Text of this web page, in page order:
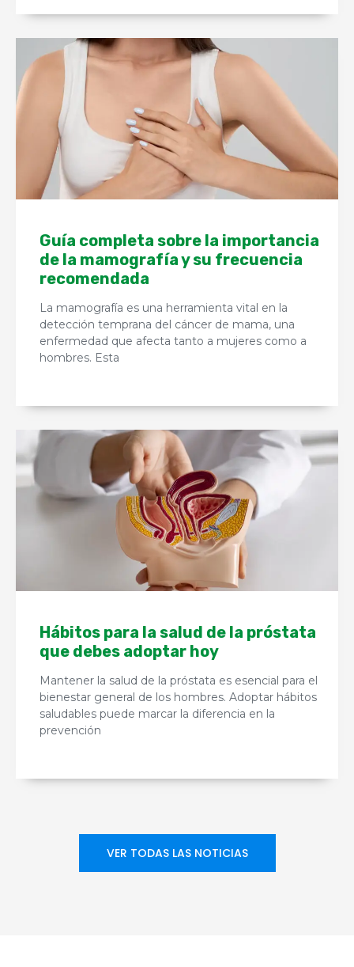
Guía completa sobre la importancia
de la mamografía y su frecuencia
recomendada
La mamografía es una herramienta vital en la
detección temprana del cáncer de mama, una
enfermedad que afecta tanto a mujeres como a
hombres. Esta
Hábitos para la salud de la próstata
que debes adoptar hoy
Mantener la salud de la próstata es esencial para el
bienestar general de los hombres. Adoptar hábitos
saludables puede marcar la diferencia en la
prevención
VER TODAS LAS NOTICIAS